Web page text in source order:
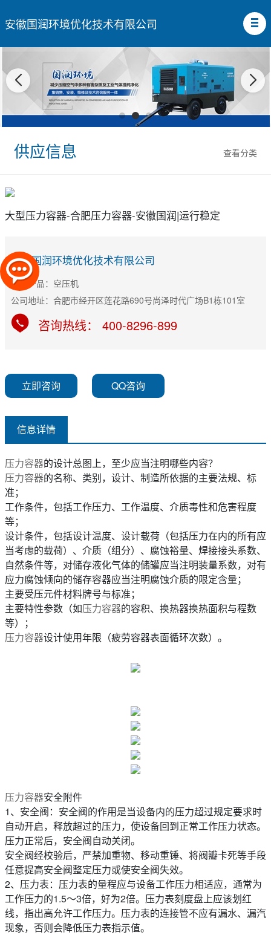
安徽国润环境优化技术有限公司
查看分类
供应信息
大型压力容器-合肥压力容器-安徽国润|运行稳定
安徽国润环境优化技术有限公司
主营产品：空压机
公司地址：合肥市经开区莲花路690号尚泽时代广场B1栋101室
咨询热线： 400-8296-899
立即咨询 QQ咨询
信息详情
压力容器的设计总图上，至少应当注明哪些内容？
压力容器的名称、类别，设计、制造所依据的主要法规、标
准；
工作条件，包括工作压力、工作温度、介质毒性和危害程度
等；
设计条件，包括设计温度、设计载荷（包括压力在内的所有应
当考虑的载荷）、介质（组分）、腐蚀裕量、焊接接头系数、
自然条件等，对储存液化气体的储罐应当注明装量系数，对有
应力腐蚀倾向的储存容器应当注明腐蚀介质的限定含量；
主要受压元件材料牌号与标准；
主要特性参数（如压力容器的容积、换热器换热面积与程数
等）；
压力容器设计使用年限（疲劳容器表面循环次数）。
压力容器安全附件
1、安全阀：安全阀的作用是当设备内的压力超过规定要求时
自动开启，释放超过的压力，使设备回到正常工作压力状态。
压力正常后，安全阀自动关闭。
安全阀经校验后，严禁加重物、移动重锤、将阀瓣卡死等手段
任意提高安全阀整定压力或使安全阀失效。
2、压力表：压力表的量程应与设备工作压力相适应，通常为
工作压力的1.5～3倍，好为2倍。压力表刻度盘上应该划红
线，指出高允许工作压力。压力表的连接管不应有漏水、漏汽
现象，否则会降低压力表指示值。